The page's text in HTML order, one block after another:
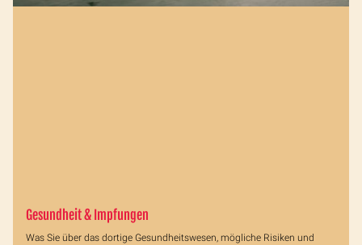
Gesundheit & Impfungen
Was Sie über das dortige Gesundheitswesen, mögliche Risiken und